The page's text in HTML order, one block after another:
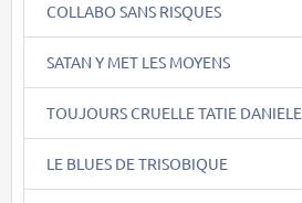
COLLABO SANS RISQUES
SATAN Y MET LES MOYENS
TOUJOURS CRUELLE TATIE DANIELE
LE BLUES DE TRISOBIQUE